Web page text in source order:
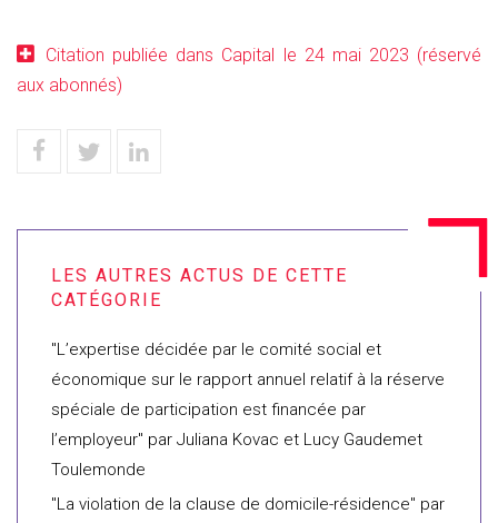
Citation publiée dans Capital le 24 mai 2023 (réservé
aux abonnés)
"L’expertise décidée par le comité social et
économique sur le rapport annuel relatif à la réserve
spéciale de participation est financée par
l’employeur" par Juliana Kovac et Lucy Gaudemet
Toulemonde
"La violation de la clause de domicile-résidence" par